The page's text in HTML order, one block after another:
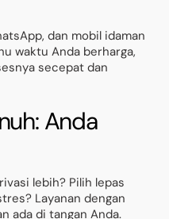
dan mobil idaman
waktu Anda berharga,
secepat dan
Anda
lebih? Pilih lepas
Layanan dengan
ada di tangan Anda.